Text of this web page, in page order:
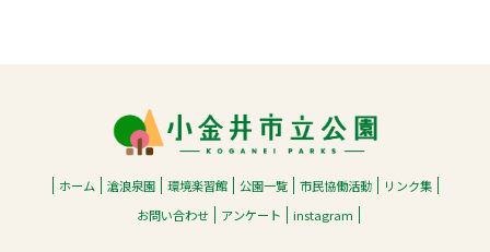
ホーム 滄浪泉園 環境楽習館 公園一覧 市民協働活動
リンク集
お問い合わせ
アンケート instagram